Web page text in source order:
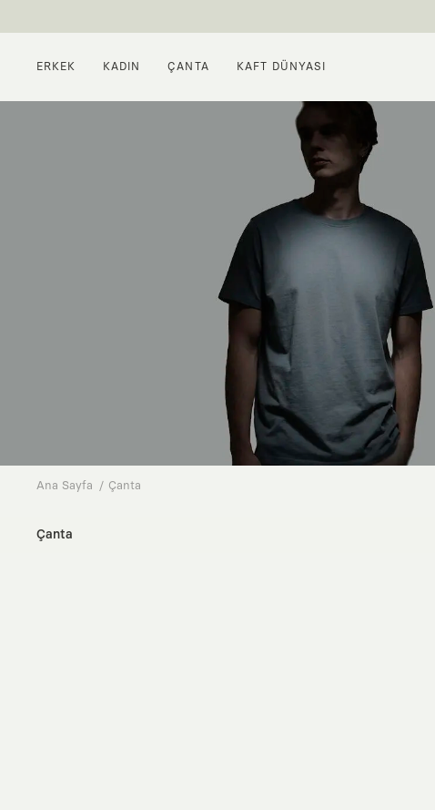
ERKEK KADIN ÇANTA KAFT DÜNYASI
Ana Sayfa Çanta
Çanta